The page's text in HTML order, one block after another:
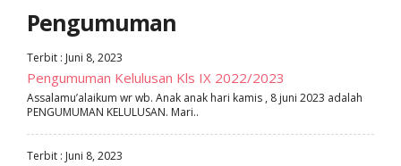
Pengumuman
Terbit : Juni 8, 2023
Pengumuman Kelulusan Kls IX 2022/2023
Assalamu’alaikum wr wb. Anak anak hari kamis , 8 juni 2023 adalah
PENGUMUMAN KELULUSAN. Mari..
Terbit : Juni 8, 2023